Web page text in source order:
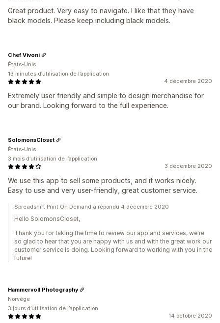
Great product. Very easy to navigate. I like that they have
black models. Please keep including black models.
4 décembre 2020
Extremely user friendly and simple to design merchandise for
our brand. Looking forward to the full experience.
Chef Vivoni
États-Unis
13 minutes d’utilisation de l’application
3 décembre 2020
We use this app to sell some products, and it works nicely.
Easy to use and very user-friendly, great customer service.
SolomonsCloset
États-Unis
3 mois d’utilisation de l’application
Spreadshirt Print On Demand a répondu 4 décembre 2020
Hello SolomonsCloset,
Thank you for taking the time to review our app and services, we're
so glad to hear that you are happy with us and with the great work our
customer service is doing. Looking forward to working with you in the
future!
14 octobre 2020
Hammervoll Photography
Norvège
3 jours d’utilisation de l’application